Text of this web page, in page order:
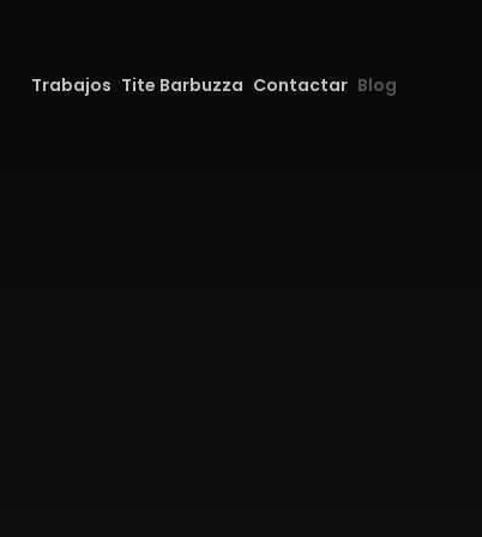
Trabajos Tite Barbuzza Contactar Blog